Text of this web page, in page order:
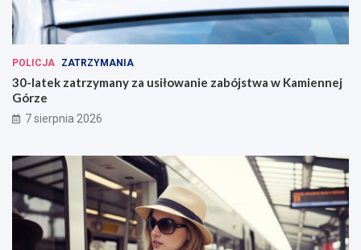
POLICJA ZATRZYMANIA
30-latek zatrzymany za usiłowanie zabójstwa w Kamiennej
Górze
7 sierpnia 2026